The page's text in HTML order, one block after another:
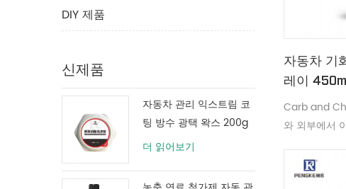
자동차 기
레이
Carb and
와 외부에서
DIY 제품
신제품
자동차 관리 익스트림 코
팅 방수 광택 왁스 200g
보호 페인트 코팅
더 읽어보기